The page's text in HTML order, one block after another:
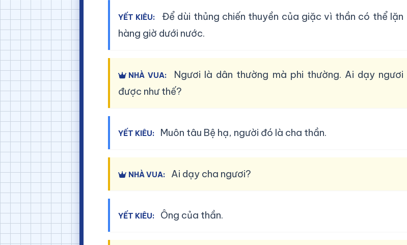
YẾT KIÊU:
Để dùi thủng chiến thuyền của giặc vì thần có thể lặn
hàng giờ dưới nước.
NHÀ VUA:
Ngươi là dân thường mà phi thường. Ai dạy ngươi
được như thế?
YẾT KIÊU: Muôn tâu Bệ hạ, người đó là cha thần.
NHÀ VUA: Ai dạy cha ngươi?
YẾT KIÊU: Ông của thần.